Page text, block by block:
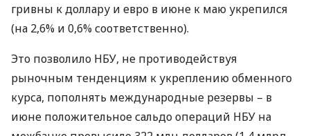
гривны к доллару и евро в июне к маю укрепился
(на 2,6% и 0,6% соответственно).
Это позволило НБУ, не противодействуя
рыночным тенденциям к укреплению обменного
курса, пополнять международные резервы – в
июне положительное сальдо операций НБУ на